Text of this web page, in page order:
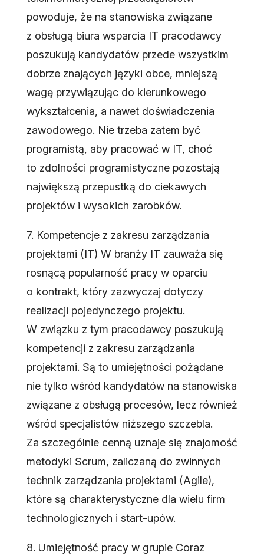
powoduje, że na stanowiska związane
z obsługą biura wsparcia IT pracodawcy
poszukują kandydatów przede wszystkim
dobrze znających języki obce, mniejszą
wagę przywiązując do kierunkowego
wykształcenia, a nawet doświadczenia
zawodowego. Nie trzeba zatem być
programistą, aby pracować w IT, choć
to zdolności programistyczne pozostają
największą przepustką do ciekawych
projektów i wysokich zarobków.
7. Kompetencje z zakresu zarządzania
projektami (IT) W branży IT zauważa się
rosnącą popularność pracy w oparciu
o kontrakt, który zazwyczaj dotyczy
realizacji pojedynczego projektu.
W związku z tym pracodawcy poszukują
kompetencji z zakresu zarządzania
projektami. Są to umiejętności pożądane
nie tylko wśród kandydatów na stanowiska
związane z obsługą procesów, lecz również
wśród specjalistów niższego szczebla.
Za szczególnie cenną uznaje się znajomość
metodyki Scrum, zaliczaną do zwinnych
technik zarządzania projektami (Agile),
które są charakterystyczne dla wielu firm
technologicznych i start-upów.
8. Umiejętność pracy w grupie Coraz